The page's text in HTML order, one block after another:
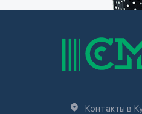
Контакты в